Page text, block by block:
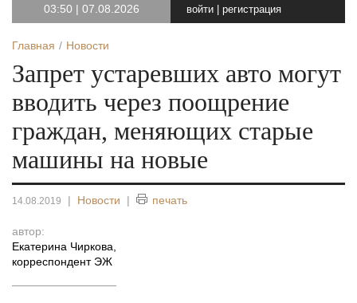
03:50 | 07.08.2026 войти регистрация
Главная Новости
Запрет устаревших авто могут
вводить через поощрение
граждан, меняющих старые
машины на новые
14.08.2019 | Новости | печать
автор:
Екатерина Чиркова
корреспондент ЭЖ